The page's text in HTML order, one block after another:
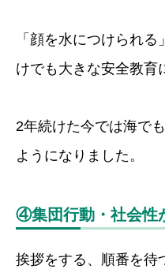
「顔を水につけられ
けでも大きな安全教育
2年続けた今では海で
ようになりました。
④集団行動・社会性
挨拶をする、順番を待